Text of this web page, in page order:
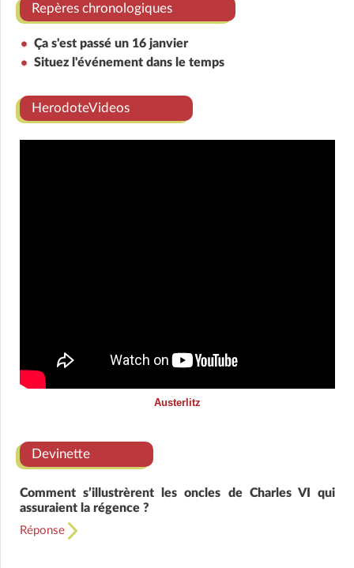
Repères chronologiques
Ça s'est passé un 16 janvier
Situez l'événement dans le temps
HerodoteVideos
Austerlitz
Devinette
Comment s’illustrèrent les oncles de Charles VI qui
assuraient la régence ?
Réponse